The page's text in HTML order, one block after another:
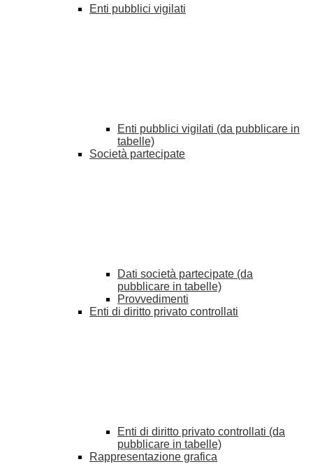
Enti pubblici vigilati
Enti pubblici vigilati (da pubblicare in
tabelle)
Società partecipate
Dati società partecipate (da
pubblicare in tabelle)
Provvedimenti
Enti di diritto privato controllati
Enti di diritto privato controllati (da
pubblicare in tabelle)
Rappresentazione grafica